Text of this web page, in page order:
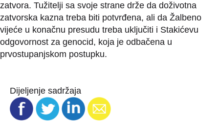
zatvora. Tužitelji sa svoje strane drže da doživotna
zatvorska kazna treba biti potvrđena, ali da Žalbeno
vijeće u konačnu presudu treba uključiti i Stakićevu
odgovornost za genocid, koja je odbačena u
prvostupanjskom postupku.
Dijeljenje sadržaja